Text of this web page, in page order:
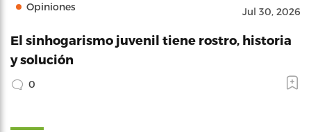
Opiniones Jul 30, 2026
El sinhogarismo juvenil tiene rostro, historia
y solución
0